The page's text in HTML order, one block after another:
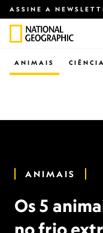
ASSINE A
CIÊNCIA
ANIMAIS
ANIMAIS
Os 5